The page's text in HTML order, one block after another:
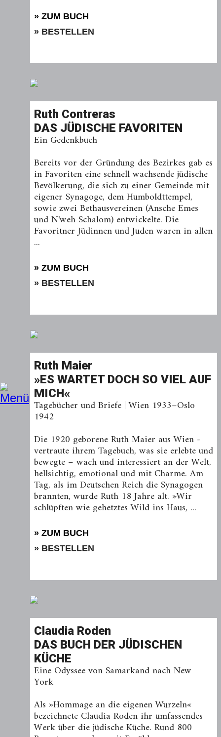
» ZUM BUCH
» BESTELLEN
Ruth Contreras
DAS JÜDISCHE FAVORITEN
Ein Gedenkbuch
Bereits vor der Gründung des Bezirkes gab es
in Favoriten eine schnell wachsende jüdische
Bevölkerung, die sich zu einer Gemeinde mit
eigener Synagoge, dem Humboldttempel,
sowie zwei Bethausvereinen (Ansche Emes
und N'weh Schalom) entwickelte. Die
Favoritner Jüdinnen und Juden waren in allen
...
» ZUM BUCH
» BESTELLEN
Ruth Maier
»ES WARTET DOCH SO VIEL AUF
MICH«
Tagebücher und Briefe | Wien 1933–Oslo
1942
Die 1920 geborene Ruth Maier aus Wien ­
vertraute ­ihrem Tagebuch, was sie erlebte und
­bewegte – wach und interessiert an der Welt,
­hellsichtig, emotio­nal und mit Charme. Am
Tag, als im ­Deutschen Reich die Synagogen
brannten, wurde Ruth 18 Jahre alt. »Wir
schlüpften wie gehetztes Wild ins Haus, ...
» ZUM BUCH
» BESTELLEN
Claudia Roden
DAS BUCH DER JÜDISCHEN
KÜCHE
Eine Odyssee von Samarkand nach New
York
Als »Hommage an die eigenen Wurzeln«
bezeichnete Claudia Roden ihr umfassendes
Werk über die jüdische Küche. Rund 800